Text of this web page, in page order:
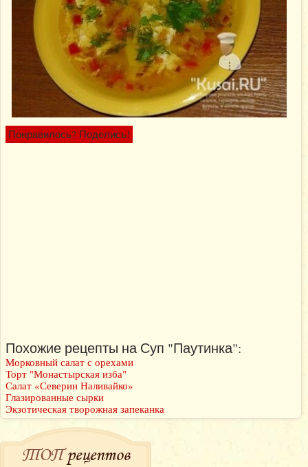
Понравилось? Поделись!
Похожие рецепты на Суп "Паутинка":
Морковный салат с орехами
Торт "Монастырская изба"
Салат «Северин Наливайко»
Глазированные сырки
Экзотическая творожная запеканка
ТОПрецептов